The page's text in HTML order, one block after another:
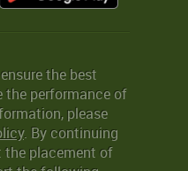
the best
the performance of
please
. By continuing
the placement of